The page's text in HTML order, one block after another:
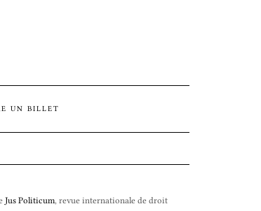
UN BILLET
Jus Politicum, revue internationale de droit